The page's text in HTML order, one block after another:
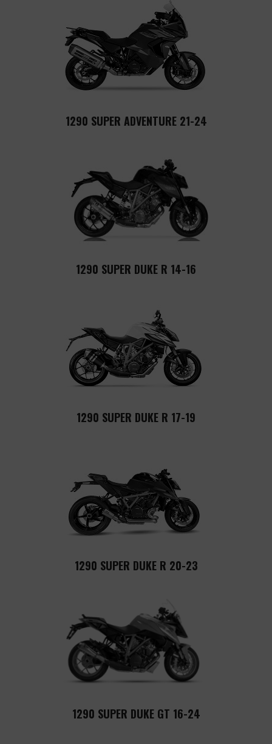
1290 SUPER ADVENTURE 21-24
1290 SUPER DUKE R 14-16
1290 SUPER DUKE R 17-19
1290 SUPER DUKE R 20-23
1290 SUPER DUKE GT 16-24